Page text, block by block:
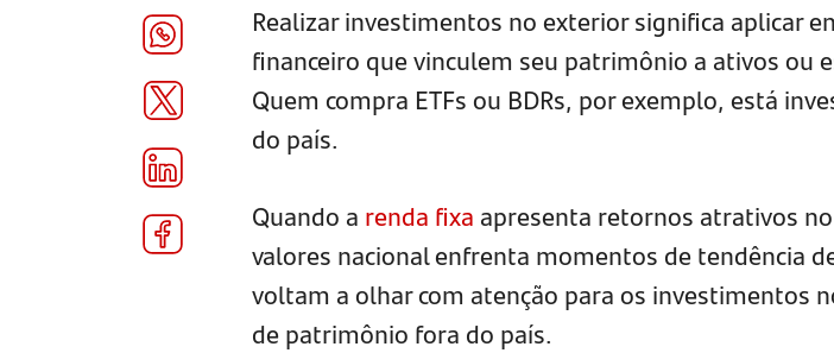
Realizar investimentos no exterior significa aplicar
financeiro que vinculem seu patrimônio a ativos ou
Quem compra ETFs ou BDRs, por exemplo, está
do país.
Quando a renda fixa apresenta retornos atrativos
valores nacional enfrenta momentos de tendência
voltam a olhar com atenção para os investimentos
de patrimônio fora do país.